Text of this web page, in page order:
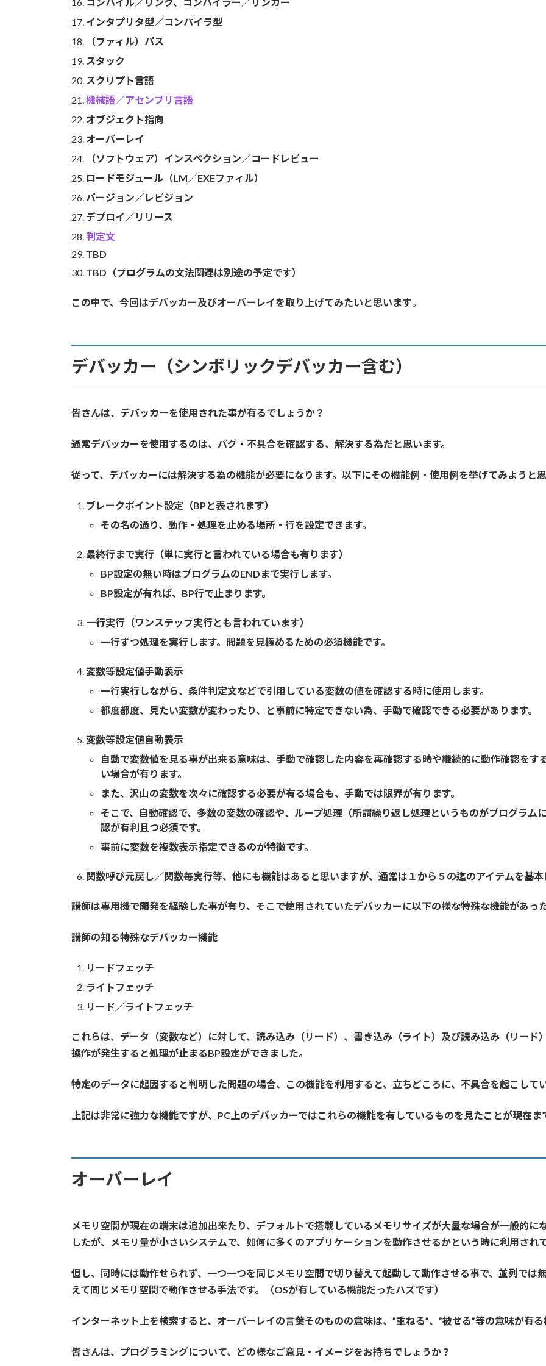
インタプリタ型／コンパイラ型
（ファィル）パス
スタック
スクリプト言語
機械語／アセンブリ言語
オブジェクト指向
オーバーレイ
（ソフトウェア）インスペクション／コードレビュー
ロードモジュール（LM／EXEファィル）
バージョン／レビジョン
デプロイ／リリース
判定文
TBD
TBD（プログラムの文法関連は別途の予定です）
この中で、今回はデバッカー及びオーバーレイを取り上げてみたいと思います。
デバッカー（シンボリックデバッカー含む）
皆さんは、デバッカーを使用された事が有るでしょうか？
通常デバッカーを使用するのは、バグ・不具合を確認する、解決する為だと思います。
従って、デバッカーには解決する為の機能が必要になります。以下にその機能例・使用例を挙げてみようと
ブレークポイント設定（BPと表されます）
その名の通り、動作・処理を止める場所・行を設定できます。
最終行まで実行（単に実行と言われている場合も有ります）
BP設定の無い時はプログラムのENDまで実行します。
BP設定が有れば、BP行で止まります。
一行実行（ワンステップ実行とも言われています）
一行ずつ処理を実行します。問題を見極めるための必須機能です。
変数等設定値手動表示
一行実行しながら、条件判定文などで引用している変数の値を確認する時に使用します。
都度都度、見たい変数が変わったり、と事前に特定できない為、手動で確認できる必要があります。
変数等設定値自動表示
自動で変数値を見る事が出来る意味は、手動で確認した内容を再確認する時や継続的に動作確認を
い場合が有ります。
また、沢山の変数を次々に確認する必要が有る場合も、手動では限界が有ります。
そこで、自動確認で、多数の変数の確認や、ループ処理（所謂繰り返し処理というものがプログラム
認が有利且つ必須です。
事前に変数を複数表示指定できるのが特徴です。
関数呼び元戻し／関数毎実行等、他にも機能はあると思いますが、通常は１から５の迄のアイテムを基
講師は専用機で開発を経験した事が有り、そこで使用されていたデバッカーに以下の様な特殊な機能があっ
講師の知る特殊なデバッカー機能
リードフェッチ
ライトフェッチ
リード／ライトフェッチ
これらは、データ（変数など）に対して、読み込み（リード）、書き込み（ライト）及び読み込み（リー
操作が発生すると処理が止まるBP設定ができました。
特定のデータに起因すると判明した問題の場合、この機能を利用すると、立ちどころに、不具合を起こして
上記は非常に強力な機能ですが、PC上のデバッカーではこれらの機能を有しているものを見たことが現在ま
オーバーレイ
メモリ空間が現在の端末は追加出来たり、デフォルトで搭載しているメモリサイズが大量な場合が一般的に
したが、メモリ量が小さいシステムで、如何に多くのアプリケーションを動作させるかという時に利用され
但し、同時には動作せられず、一つ一つを同じメモリ空間で切り替えて起動して動作させる事で、並列では
えて同じメモリ空間で動作させる手法です。（OSが有している機能だったハズです）
インターネット上を検索すると、オーバーレイの言葉そのものの意味は、”重ねる”、”被せる”等の意味が有る
皆さんは、プログラミングについて、どの様なご意見・イメージをお持ちでしょうか？